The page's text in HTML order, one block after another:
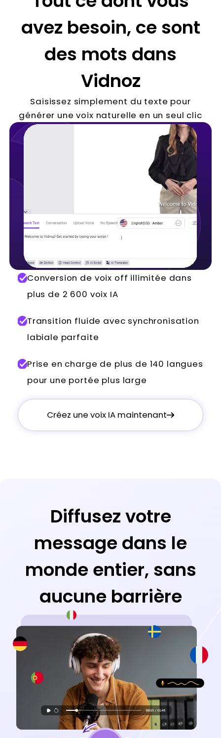
avez besoin, ce sont
des mots dans
Vidnoz
Saisissez simplement du texte pour
générer une voix naturelle en un seul clic
Conversion de voix off illimitée dans
plus de 2 600 voix IA
Transition fluide avec synchronisation
labiale parfaite
Prise en charge de plus de 140 langues
pour une portée plus large
Créez une voix IA maintenant
Diffusez votre
message dans le
monde entier, sans
aucune barrière